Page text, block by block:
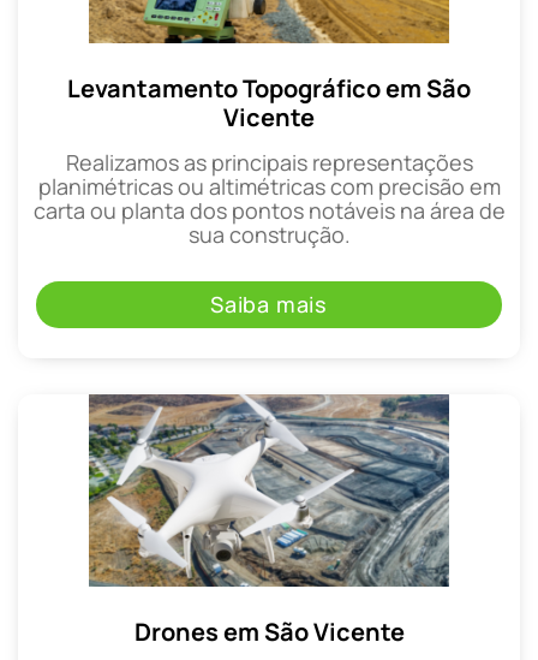
Levantamento Topográfico em São
Vicente
Realizamos as principais representações
planimétricas ou altimétricas com precisão em
carta ou planta dos pontos notáveis na área de
sua construção.
Saiba mais
Drones em São Vicente